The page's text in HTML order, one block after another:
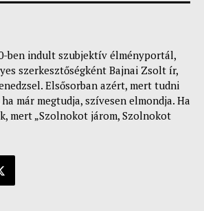
ben indult szubjektív élményportál,
szerkesztőségként Bajnai Zsolt ír,
Elsősorban azért, mert tudni
már megtudja, szívesen elmondja. Ha
mert „Szolnokot járom, Szolnokot